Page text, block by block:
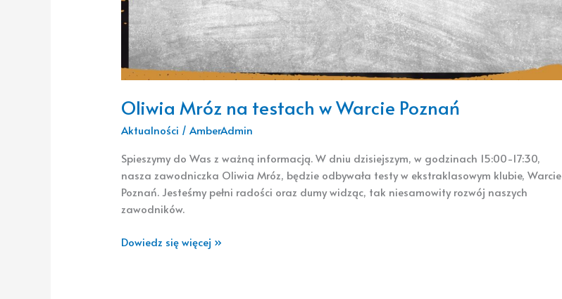
Oliwia Mróz na testach w Warcie Poznań
Aktualności /AmberAdmin
Spieszymy do Was z ważną informacją. W dniu dzisiejszym, w godzinach 15:00-17:30,
nasza zawodniczka Oliwia Mróz, będzie odbywała testy w ekstraklasowym klubie, Warcie
Poznań. Jesteśmy pełni radości oraz dumy widząc, tak niesamowity rozwój naszych
zawodników.
Dowiedz się więcej »